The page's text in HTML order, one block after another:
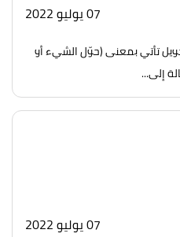
07 يوليو 2022
تأتي بمعنى (حوّل الشيء أو
إلى...
07 يوليو 2022